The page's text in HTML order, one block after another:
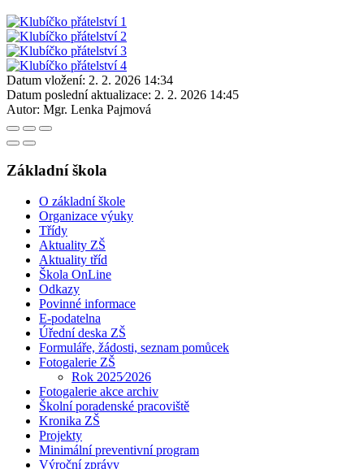
Datum vložení: 2. 2. 2026 14:34
Datum poslední aktualizace: 2. 2. 2026 14:45
Autor: Mgr. Lenka Pajmová
Základní škola
O základní škole
Organizace výuky
Třídy
Aktuality ZŠ
Aktuality tříd
Škola OnLine
Odkazy
Povinné informace
E-podatelna
Úřední deska ZŠ
Formuláře, žádosti, seznam pomůcek
Fotogalerie ZŠ
Rok 2025⁄2026
Fotogalerie akce archiv
Školní poradenské pracoviště
Kronika ZŠ
Projekty
Minimální preventivní program
Výroční zprávy